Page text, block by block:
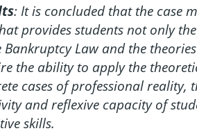
: It is concluded that the case
provides students not only
Bankruptcy Law and the
the ability to apply the
cases of professional
and reflexive capacity of
skills.